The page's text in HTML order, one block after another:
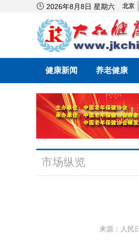
 2026年8月8日 星期六
健康新闻 养老健康
市场纵览
来源：人民